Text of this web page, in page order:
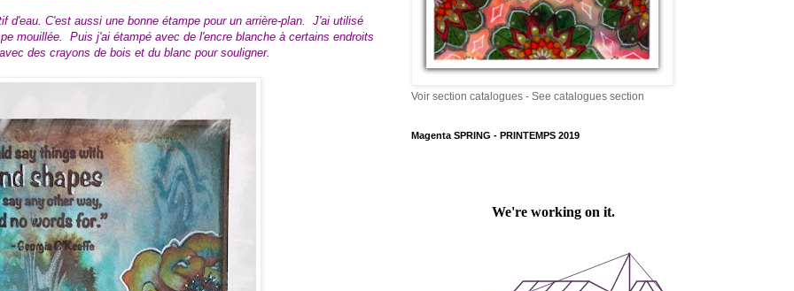
d'eau. C'est aussi une bonne étampe pour un arrière-plan. J'ai utilisé
mouillée. Puis j'ai étampé avec de l'encre blanche à certains endroits
des crayons de bois et du blanc pour souligner.
Voir section catalogues - See catalogues section
Magenta SPRING - PRINTEMPS 2019